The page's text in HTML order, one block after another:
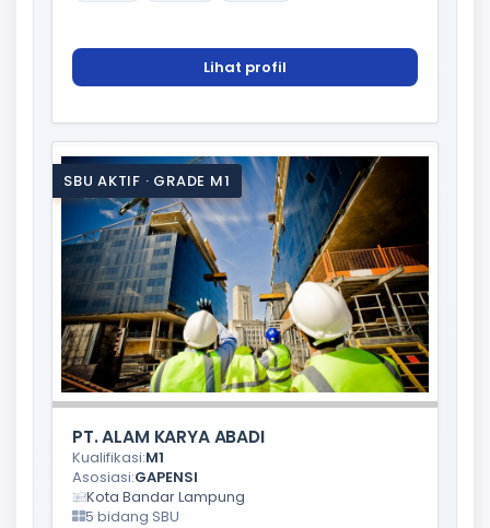
Lihat profil
SBU AKTIF · GRADE M1
PT. ALAM KARYA ABADI
Kualifikasi:M1
Asosiasi:GAPENSI
Kota Bandar Lampung
5 bidang SBU